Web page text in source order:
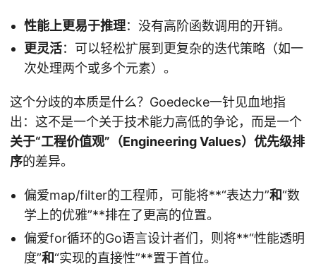
性能上更易于推理：没有高阶函数调用的开销。
更灵活：可以轻松扩展到更复杂的迭代策略（如一
次处理两个或多个元素）。
这个分歧的本质是什么？Goedecke一针见血地指
出：这不是一个关于技术能力高低的争论，而是一个
关于“工程价值观”（Engineering Values）优先级排
序的差异。
偏爱map/filter的工程师，可能将**“表达力”和“数
学上的优雅”**排在了更高的位置。
偏爱for循环的Go语言设计者们，则将**“性能透明
度”和“实现的直接性”**置于首位。